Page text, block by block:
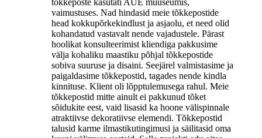
vaimustuses. Nad hindasid meie tõkkepostide
head kokkupõrkekindlust ja asjaolu, et need olid
kohandatud vastavalt nende vajadustele. Pärast
hoolikat konsulteerimist kliendiga pakkusime
välja kohaliku maastiku põhjal tõkkepostide
sobiva suuruse ja disaini. Seejärel valmistasime ja
paigaldasime tõkkepostid, tagades nende kindla
kinnituse. Klient oli lõpptulemusega rahul. Meie
tõkkepostid mitte ainult ei pakkunud tõket
sõidukite eest, vaid lisasid ka hoone välispinnale
atraktiivse dekoratiivse elemendi. Tõkkepostid
talusid karme ilmastikutingimusi ja säilitasid oma